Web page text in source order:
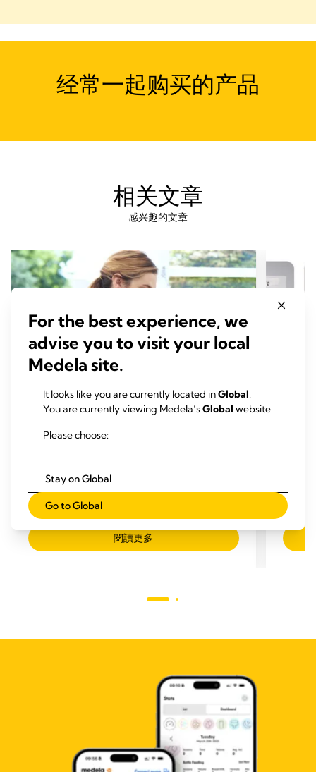
经常一起购买的产品
相关文章
感兴趣的文章
母乳分泌： 供需关系是如何起作用的
阅读时间：
閱讀更多
For the best experience, we
advise you to visit your local
Medela site.
It looks like you are currently located inGlobal.
You are currently viewing Medela’sGlobal website.
Please choose:
Stay on Global
Go to Global